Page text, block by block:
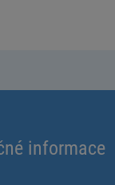
informace